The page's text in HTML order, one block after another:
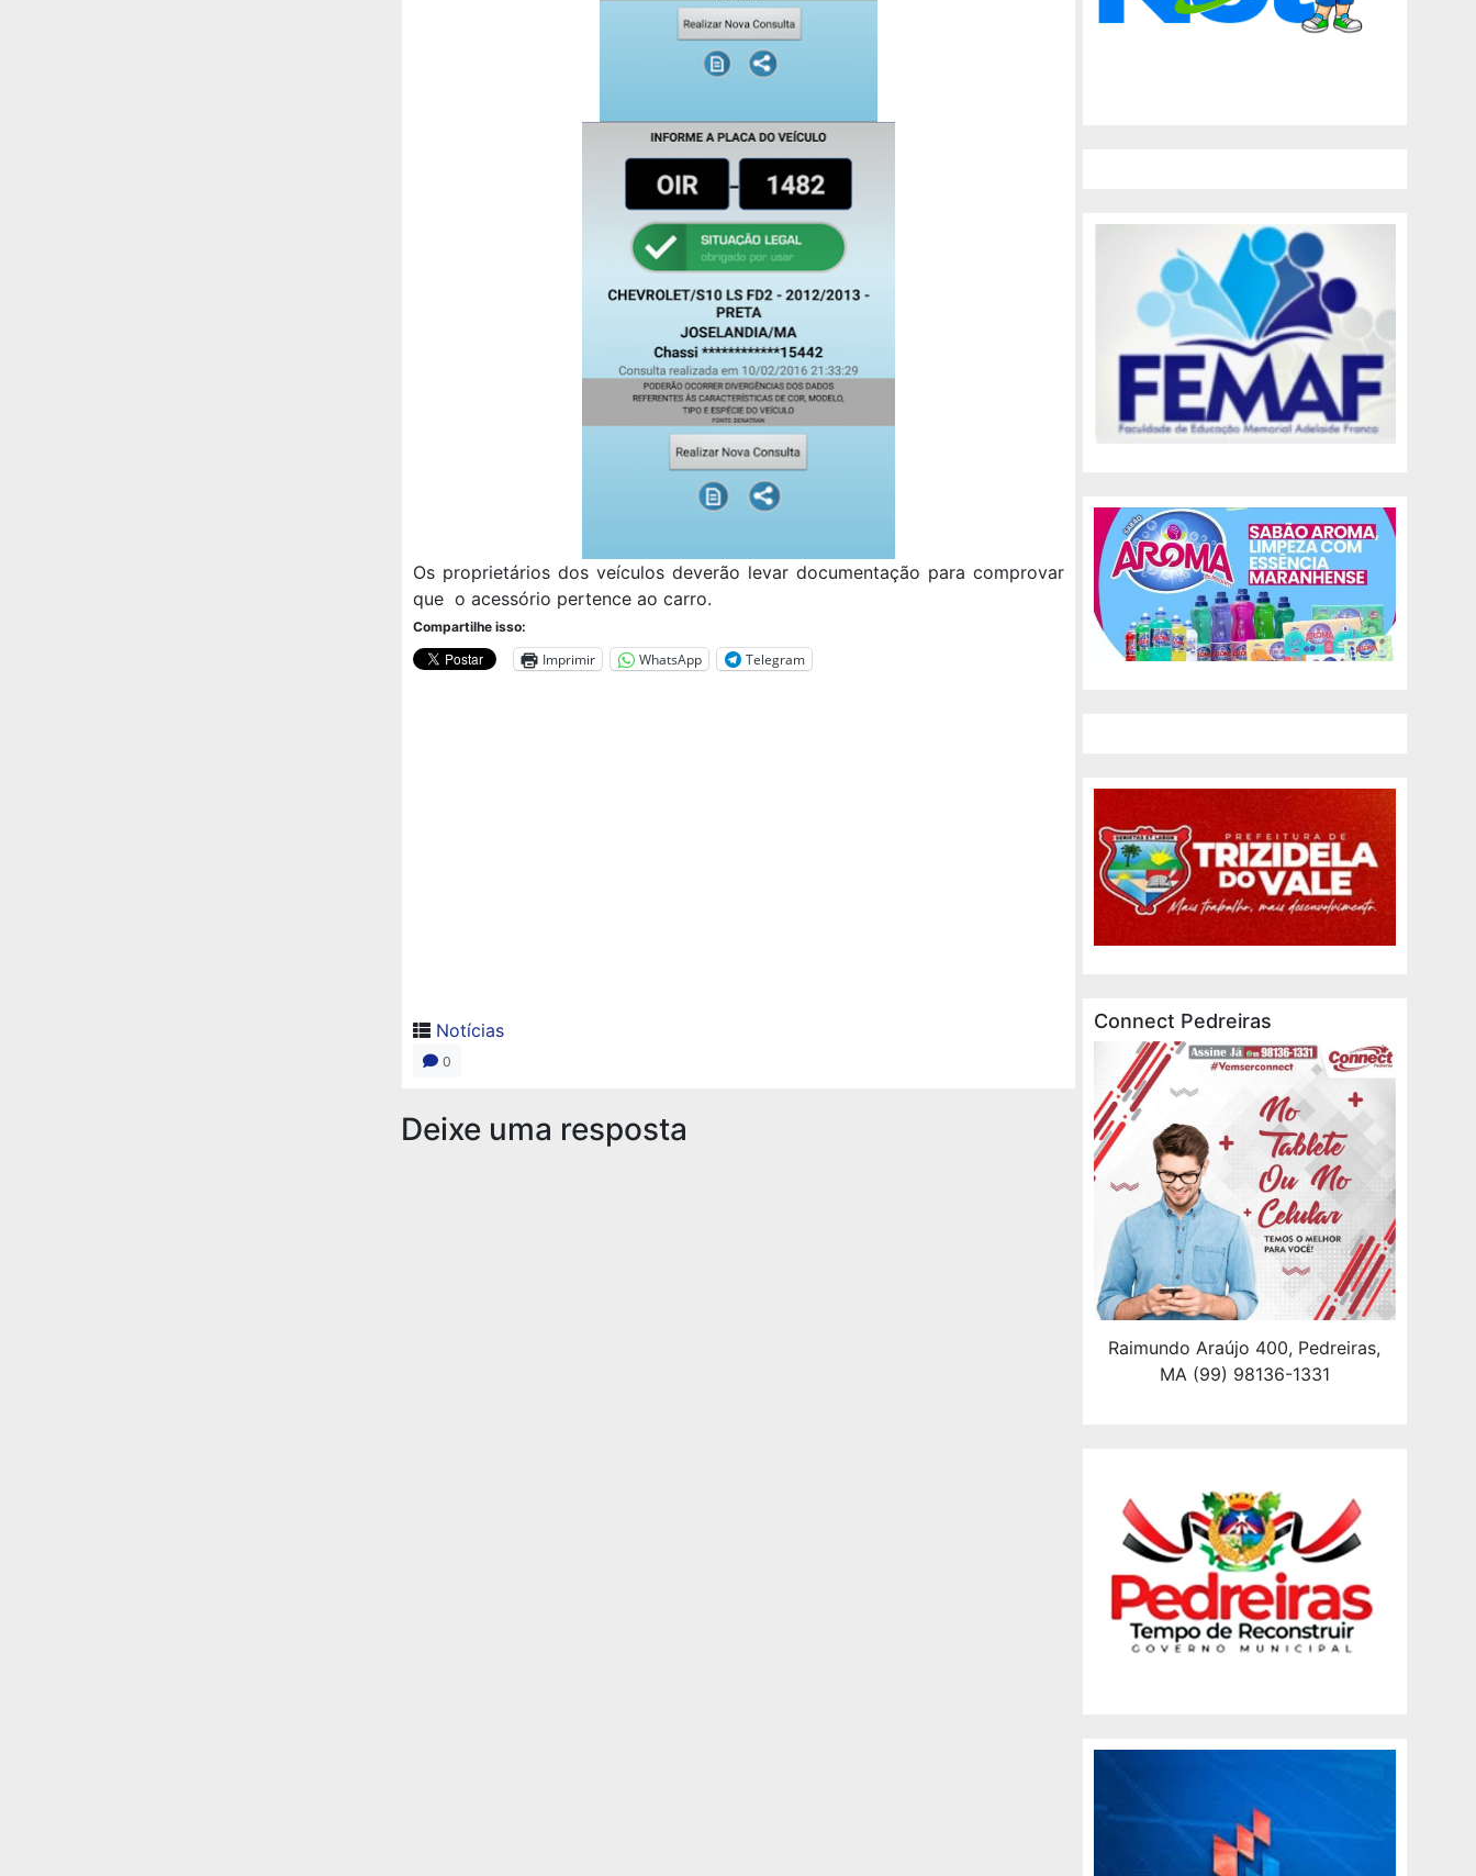
Os proprietários dos veículos deverão levar documentação para comprovar
que o acessório pertence ao carro.
Compartilhe isso:
Imprimir WhatsApp Telegram
Notícias
0
Deixe uma resposta
Connect Pedreiras
Raimundo Araújo 400, Pedreiras,
MA (99) 98136-1331